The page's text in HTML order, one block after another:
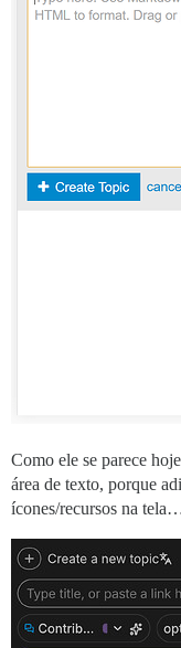
Como ele se parece
área de texto, porque
ícones/recursos na